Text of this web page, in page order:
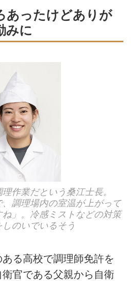
あったけどありが
みに
作業だという桑江士長。
、調理場内の室温が上がって
」。冷感ミストなどの対策
のいでいるそう
ある高校で調理師免許を
官である父親から自衛